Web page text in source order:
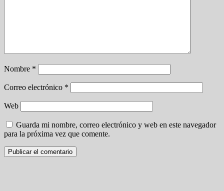
Nombre *
Correo electrónico *
Web
Guarda mi nombre, correo electrónico y web en este navegador
para la próxima vez que comente.